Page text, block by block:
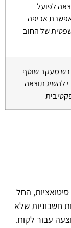
לפועל
אכיפה
של החוב
מעקב שוטף
להשיג תוצאה
החל
חשבוניות שלא
עבור לקוח.